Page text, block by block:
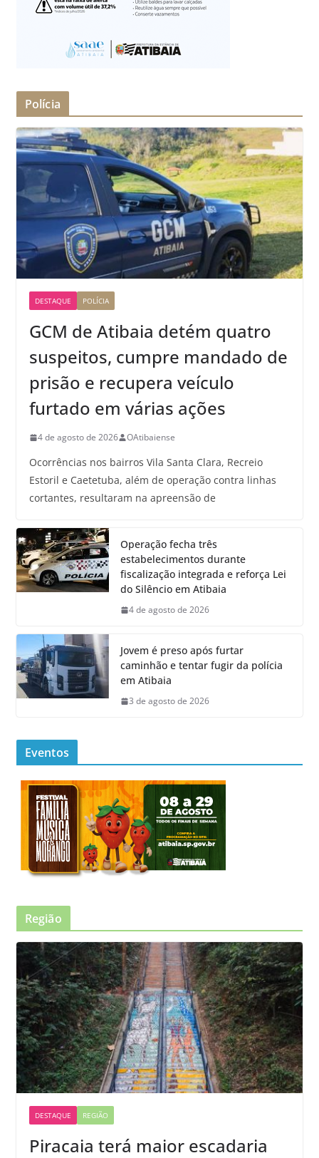
Polícia
DESTAQUE POLÍCIA
GCM de Atibaia detém quatro
suspeitos, cumpre mandado de
prisão e recupera veículo
furtado em várias ações
4 de agosto de 2026 OAtibaiense
Ocorrências nos bairros Vila Santa Clara, Recreio
Estoril e Caetetuba, além de operação contra linhas
cortantes, resultaram na apreensão de
Operação fecha três
estabelecimentos durante
fiscalização integrada e reforça Lei
do Silêncio em Atibaia
4 de agosto de 2026
Jovem é preso após furtar
caminhão e tentar fugir da polícia
em Atibaia
3 de agosto de 2026
Eventos
Região
DESTAQUE REGIÃO
Piracaia terá maior escadaria